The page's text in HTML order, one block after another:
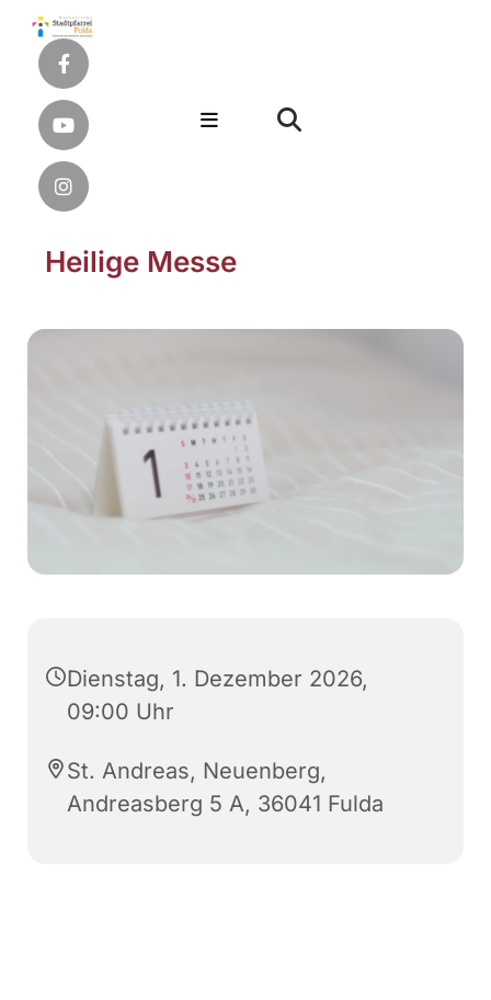
Heilige Messe
Dienstag, 1. Dezember 2026,
09:00 Uhr
St. Andreas, Neuenberg,
Andreasberg 5 A, 36041 Fulda